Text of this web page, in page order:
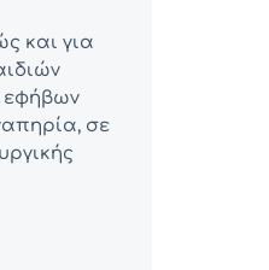
και για
εφήβων
σε